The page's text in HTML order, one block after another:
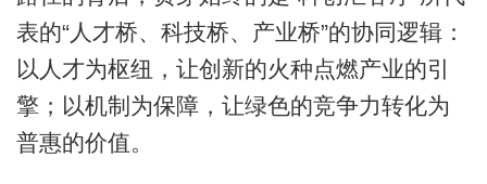
表的“人才桥、科技桥、产业桥”的协同逻辑：
以人才为枢纽，让创新的火种点燃产业的引
擎；以机制为保障，让绿色的竞争力转化为
普惠的价值。